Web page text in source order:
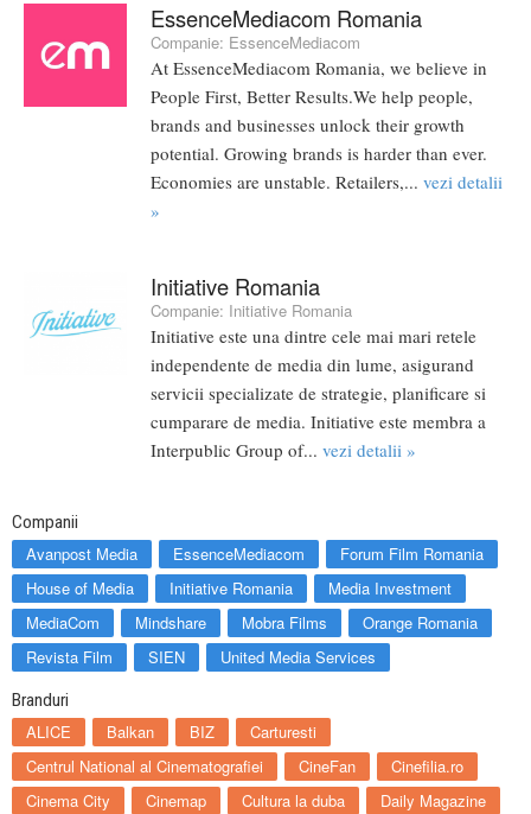
EssenceMediacom Romania
Companie: EssenceMediacom
At EssenceMediacom Romania, we believe in
People First, Better Results.We help people,
brands and businesses unlock their growth
potential. Growing brands is harder than ever.
Economies are unstable. Retailers,... vezi detalii
»
Initiative Romania
Companie: Initiative Romania
Initiative este una dintre cele mai mari retele
independente de media din lume, asigurand
servicii specializate de strategie, planificare si
cumparare de media. Initiative este membra a
Interpublic Group of... vezi detalii »
Companii
Avanpost Media EssenceMediacom
Forum Film Romania
House of Media
Initiative Romania
Media Investment
MediaCom
Mindshare Mobra Films
Orange Romania
Revista Film
SIEN United Media Services
Branduri
ALICE Balkan BIZ
Carturesti
Centrul National al Cinematografiei
CineFan
Cinefilia.ro
Cinema City
Cinemap Cultura la duba
Daily Magazine